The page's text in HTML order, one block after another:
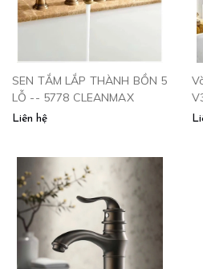
SEN TẮM LẮP THÀNH BỒN 5
LỖ -- 5778 CLEANMAX
Liên hệ